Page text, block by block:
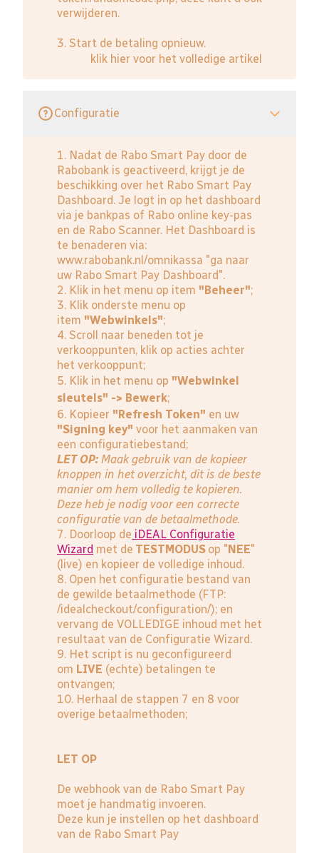
verwijderen.
3. Start de betaling opnieuw.
klik hier voor het volledige artikel
Configuratie
1. Nadat de Rabo Smart Pay door de
Rabobank is geactiveerd, krijgt je de
beschikking over het Rabo Smart Pay
Dashboard. Je logt in op het dashboard
via je bankpas of Rabo online key-pas
en de Rabo Scanner. Het Dashboard is
te benaderen via:
www.rabobank.nl/omnikassa "ga naar
uw Rabo Smart Pay Dashboard".
2. Klik in het menu op item "Beheer";
3. Klik onderste menu op
item "Webwinkels";
4. Scroll naar beneden tot je
verkooppunten, klik op acties achter
het verkooppunt;
5. Klik in het menu op "Webwinkel
sleutels" -> Bewerk;
6. Kopieer "Refresh Token" en uw
"Signing key" voor het aanmaken van
een configuratiebestand;
LET OP: Maak gebruik van de kopieer
knoppen in het overzicht, dit is de beste
manier om hem volledig te kopieren.
Deze heb je nodig voor een correcte
configuratie van de betaalmethode.
7. Doorloop de iDEAL Configuratie
Wizard met de TESTMODUS op "NEE"
(live) en kopieer de volledige inhoud.
8. Open het configuratie bestand van
de gewilde betaalmethode (FTP:
/idealcheckout/configuration/); en
vervang de VOLLEDIGE inhoud met het
resultaat van de Configuratie Wizard.
9. Het script is nu geconfigureerd
om LIVE (echte) betalingen te
ontvangen;
10. Herhaal de stappen 7 en 8 voor
overige betaalmethoden;
LET OP
De webhook van de Rabo Smart Pay
moet je handmatig invoeren.
Deze kun je instellen op het dashboard
van de Rabo Smart Pay